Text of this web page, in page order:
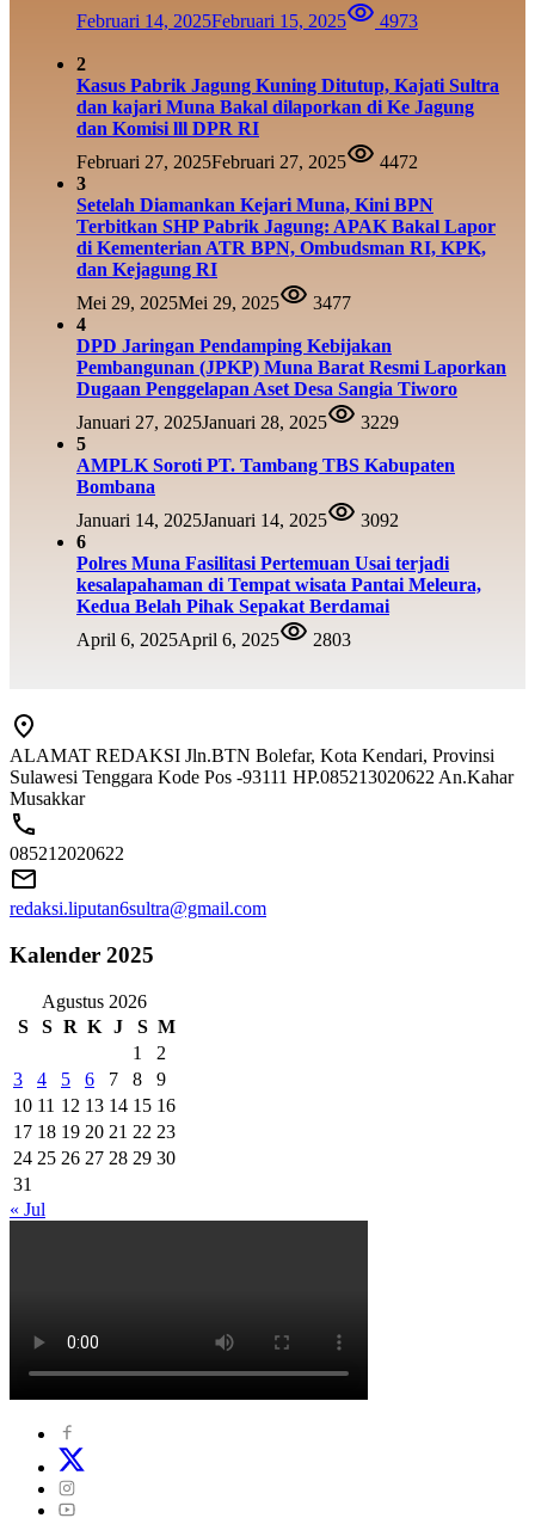
Februari 14, 2025Februari 15, 2025 4973
2
Kasus Pabrik Jagung Kuning Ditutup, Kajati Sultra
dan kajari Muna Bakal dilaporkan di Ke Jagung
dan Komisi lll DPR RI
Februari 27, 2025Februari 27, 2025
4472
3
Setelah Diamankan Kejari Muna, Kini BPN
Terbitkan SHP Pabrik Jagung: APAK Bakal Lapor
di Kementerian ATR BPN, Ombudsman RI, KPK,
dan Kejagung RI
Mei 29, 2025Mei 29, 2025
3477
4
DPD Jaringan Pendamping Kebijakan
Pembangunan (JPKP) Muna Barat Resmi Laporkan
Dugaan Penggelapan Aset Desa Sangia Tiworo
Januari 27, 2025Januari 28, 2025
3229
5
AMPLK Soroti PT. Tambang TBS Kabupaten
Bombana
Januari 14, 2025Januari 14, 2025
3092
6
Polres Muna Fasilitasi Pertemuan Usai terjadi
kesalapahaman di Tempat wisata Pantai Meleura,
Kedua Belah Pihak Sepakat Berdamai
April 6, 2025April 6, 2025 2803
ALAMAT REDAKSI Jln.BTN Bolefar, Kota Kendari, Provinsi
Sulawesi Tenggara Kode Pos -93111 HP.085213020622 An.Kahar
Musakkar
085212020622
redaksi.liputan6sultra@gmail.com
Kalender 2025
Agustus 2026
S
S R K J S M
1
2
3
4 5 6 7 8
9
10 11 12 13 14 15 16
17 18 19 20 21 22 23
24 25 26 27 28 29 30
31
« Jul